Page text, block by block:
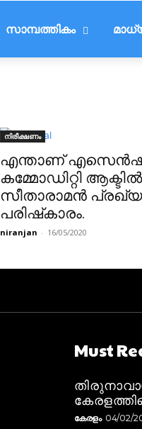
സാമ്പത്തികം
നിരീക്ഷണം
എന്താണ്
കമ്മോഡിറ്റി
സീതാരാമൻ
പരിഷ്‌കാരം.
niranjan - 16/05/2020
Must
കേരളം 04/02/